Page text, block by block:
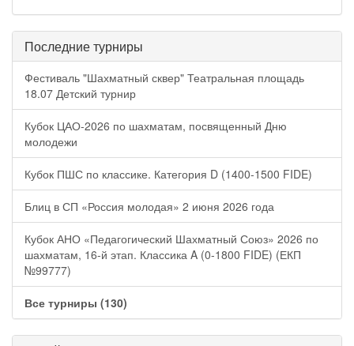
Последние турниры
Фестиваль "Шахматный сквер" Театральная площадь
18.07 Детский турнир
Кубок ЦАО-2026 по шахматам, посвященный Дню
молодежи
Кубок ПШС по классике. Категория D (1400-1500 FIDE)
Блиц в СП «Россия молодая» 2 июня 2026 года
Кубок АНО «Педагогический Шахматный Союз» 2026 по
шахматам, 16-й этап. Классика A (0-1800 FIDE) (ЕКП
№99777)
Все турниры (130)